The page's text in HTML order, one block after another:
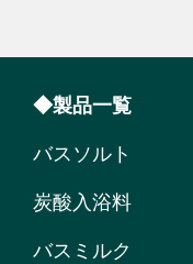
◆製品一覧
バスソルト
炭酸入浴料
バスミルク